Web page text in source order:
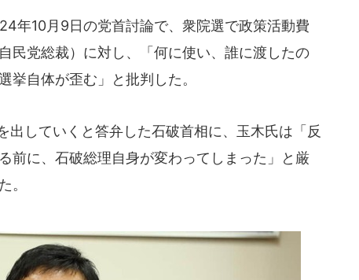
年10月9日の党首討論で、衆院選で政策活動費
民党総裁）に対し、「何に使い、誰に渡したの
挙自体が歪む」と批判した。
していくと答弁した石破首相に、玉木氏は「反
に、石破総理自身が変わってしまった」と厳
。